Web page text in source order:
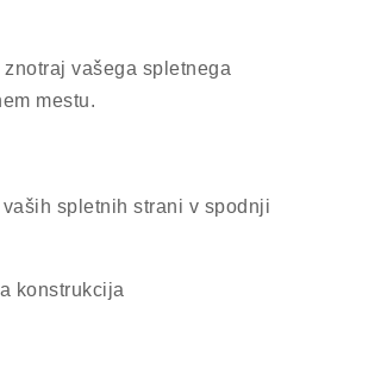
vašega spletnega
mestu.
spletnih strani v spodnji
konstrukcija